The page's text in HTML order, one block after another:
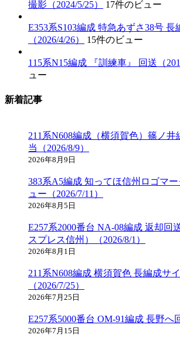
撮影（2024/5/25）
17件のビュー
E353系S103編成 特急あずさ38号
（2026/4/26）
15件のビュー
115系N15編成 『訓練車』 回送（
ュー
新着記事
211系N608編成（横須賀色）篠ノ井
当（2026/8/9）
2026年8月9日
383系A5編成 知ってほ信州ロゴマ
ュー（2026/7/11）
2026年8月5日
E257系2000番台 NA-08編成 返却回
スプレス信州）（2026/8/1）
2026年8月1日
211系N608編成 横須賀色 長編成サ
（2026/7/25）
2026年7月25日
E257系5000番台 OM-91編成 長野へ
2026年7月15日